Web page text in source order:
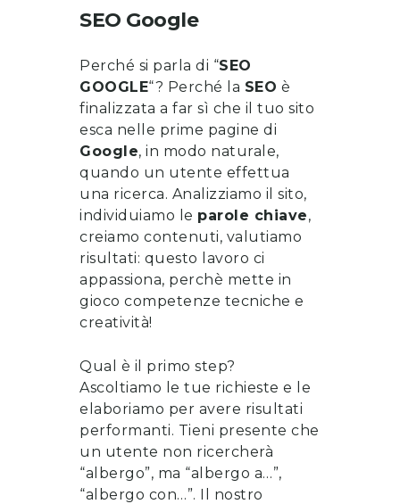
SEO Google
Perché si parla di “SEO
GOOGLE“? Perché la SEO è
finalizzata a far sì che il tuo sito
esca nelle prime pagine di
Google, in modo naturale,
quando un utente effettua
una ricerca. Analizziamo il sito,
individuiamo le parole chiave,
creiamo contenuti, valutiamo
risultati: questo lavoro ci
appassiona, perchè mette in
gioco competenze tecniche e
creatività!
Qual è il primo step?
Ascoltiamo le tue richieste e le
elaboriamo per avere risultati
performanti. Tieni presente che
un utente non ricercherà
“albergo”, ma “albergo a…”,
“albergo con…”. Il nostro